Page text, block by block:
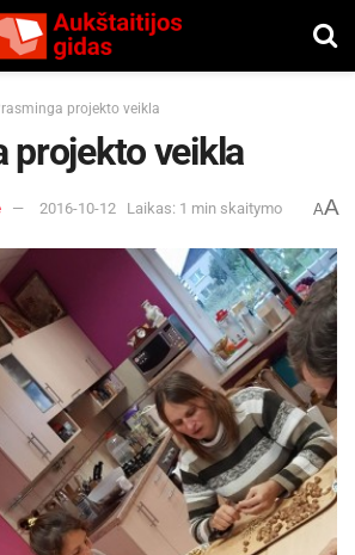
projekto veikla
projekto veikla
2016-10-12 Laikas: 1 min skaitymo AA